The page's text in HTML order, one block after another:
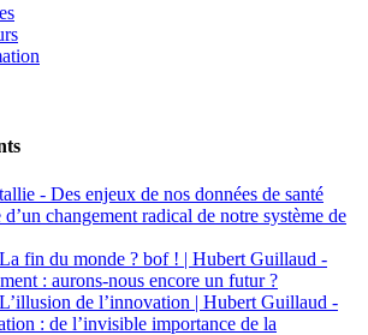
tallie - Des enjeux de nos données de santé
changement radical de notre système de
La fin du monde ? bof ! | Hubert Guillaud -
: aurons-nous encore un futur ?
L’illusion de l’innovation | Hubert Guillaud -
: de l’invisible importance de la